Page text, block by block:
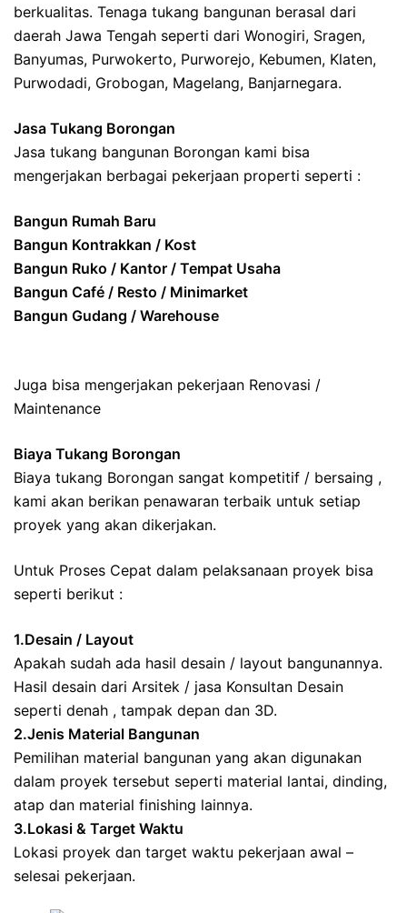
berkualitas. Tenaga tukang bangunan berasal dari
daerah Jawa Tengah seperti dari Wonogiri, Sragen,
Banyumas, Purwokerto, Purworejo, Kebumen, Klaten,
Purwodadi, Grobogan, Magelang, Banjarnegara.
Jasa Tukang Borongan
Jasa tukang bangunan Borongan kami bisa
mengerjakan berbagai pekerjaan properti seperti :
Bangun Rumah Baru
Bangun Kontrakkan / Kost
Bangun Ruko / Kantor / Tempat Usaha
Bangun Café / Resto / Minimarket
Bangun Gudang / Warehouse
Juga bisa mengerjakan pekerjaan Renovasi /
Maintenance
Biaya Tukang Borongan
Biaya tukang Borongan sangat kompetitif / bersaing ,
kami akan berikan penawaran terbaik untuk setiap
proyek yang akan dikerjakan.
Untuk Proses Cepat dalam pelaksanaan proyek bisa
seperti berikut :
1.Desain / Layout
Apakah sudah ada hasil desain / layout bangunannya.
Hasil desain dari Arsitek / jasa Konsultan Desain
seperti denah , tampak depan dan 3D.
2.Jenis Material Bangunan
Pemilihan material bangunan yang akan digunakan
dalam proyek tersebut seperti material lantai, dinding,
atap dan material finishing lainnya.
3.Lokasi & Target Waktu
Lokasi proyek dan target waktu pekerjaan awal –
selesai pekerjaan.